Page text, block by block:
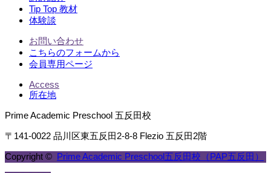
Tip Top 教材
体験談
お問い合わせ
こちらのフォームから
会員専用ページ
Access
所在地
Prime Academic Preschool 五反田校
〒141-0022 品川区東五反田2-8-8 Flezio 五反田2階
Copyright © Prime Academic Preschool五反田校（PAP五反田）